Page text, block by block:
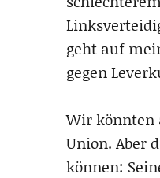
geht auf
gegen
Wir könnten
Union. Aber
können: